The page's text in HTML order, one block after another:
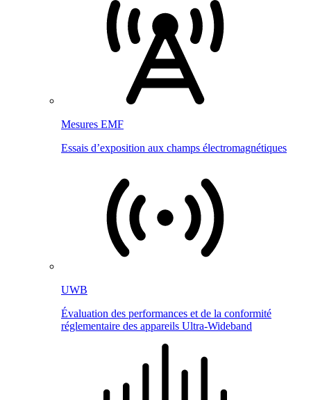
Mesures EMF
Essais d’exposition aux champs électromagnétiques
UWB
Évaluation des performances et de la conformité
réglementaire des appareils Ultra-Wideband